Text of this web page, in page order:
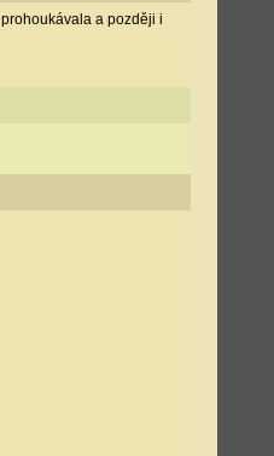
a později i